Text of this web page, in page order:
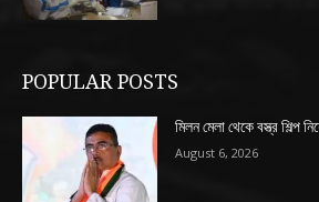
POPULAR POSTS
মিলন মেলা থেকে বস্ত্র শিল্প
August 6, 2026